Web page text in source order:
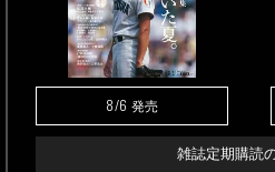
8/6 発売
雑誌定期購読